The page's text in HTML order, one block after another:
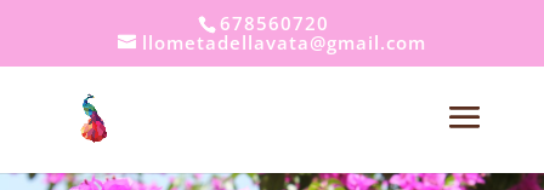
678560720
llometadellavata@gmail.com